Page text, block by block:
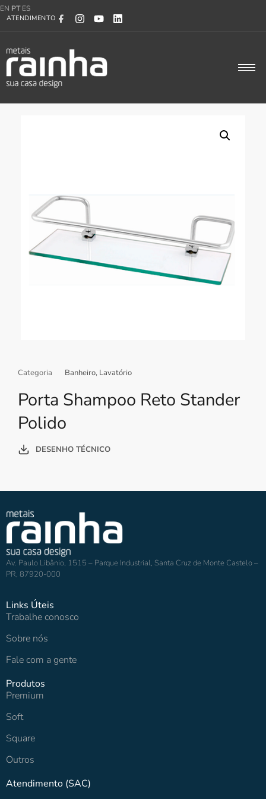
EN PT ES
ATENDIMENTO
Categoria Banheiro, Lavatório
Porta Shampoo Reto Stander
Polido
DESENHO TÉCNICO
Av. Paulo Libânio, 1515 – Parque Industrial, Santa Cruz de Monte Castelo –
PR, 87920-000
Links Úteis
Trabalhe conosco
Sobre nós
Fale com a gente
Produtos
Premium
Soft
Square
Outros
Atendimento (SAC)